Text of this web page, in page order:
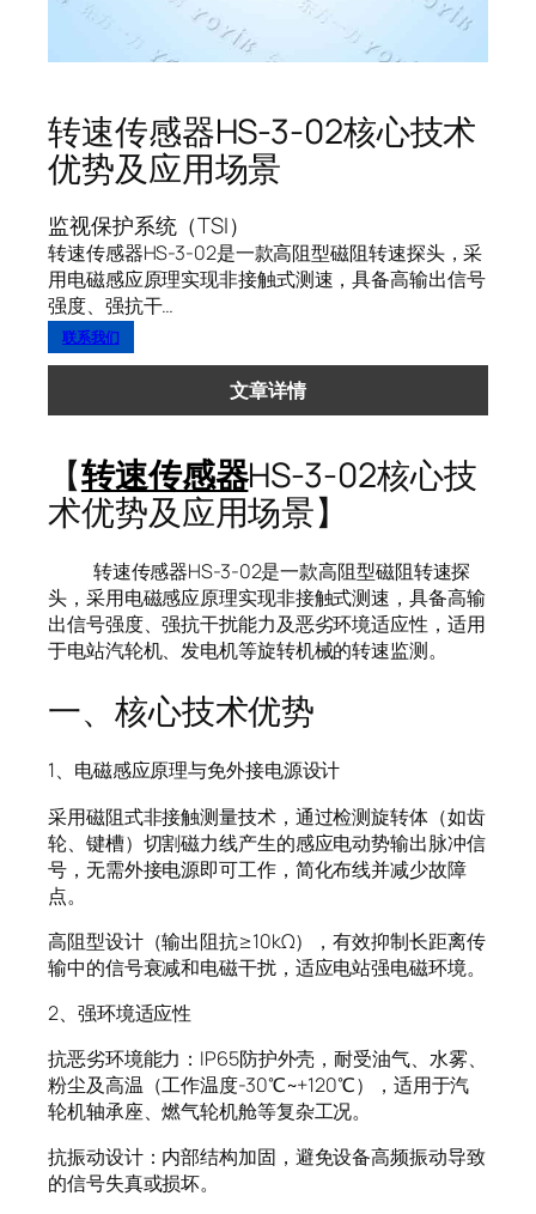
转速传感器HS-3-02核心技术
优势及应用场景
监视保护系统（TSI）
转速传感器HS-3-02是一款高阻型磁阻转速探头，采
用电磁感应原理实现非接触式测速，具备高输出信号
强度、强抗干…
联系我们
文章详情
【转速传感器HS-3-02核心技
术优势及应用场景】
转速传感器HS-3-02是一款高阻型磁阻转速探
头，采用电磁感应原理实现非接触式测速，具备高输
出信号强度、强抗干扰能力及恶劣环境适应性，适用
于电站汽轮机、发电机等旋转机械的转速监测。
一、核心技术优势
1、电磁感应原理与免外接电源设计
采用磁阻式非接触测量技术，通过检测旋转体（如齿
轮、键槽）切割磁力线产生的感应电动势输出脉冲信
号，无需外接电源即可工作，简化布线并减少故障
点。
高阻型设计（输出阻抗≥10kΩ），有效抑制长距离传
输中的信号衰减和电磁干扰，适应电站强电磁环境。
2、强环境适应性
抗恶劣环境能力：IP65防护外壳，耐受油气、水雾、
粉尘及高温（工作温度-30℃~+120℃），适用于汽
轮机轴承座、燃气轮机舱等复杂工况。
抗振动设计：内部结构加固，避免设备高频振动导致
的信号失真或损坏。